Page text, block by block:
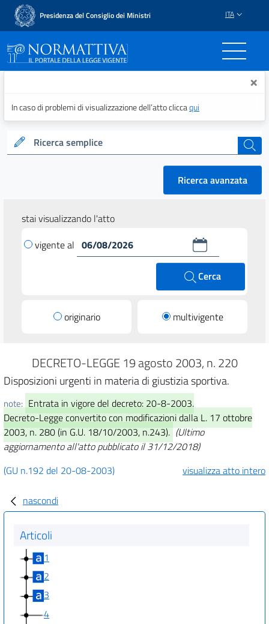
Presidenza del Consiglio dei Ministri ITA
Normattiva - Il portale ×
In caso di problemi di visualizzazione dell’atto cliccaqui
Ricerca semplice cerca
Ricerca avanzata
stai visualizzando l'atto
vigente al
Cerca
originario multivigente
DECRETO-LEGGE 19 agosto 2003, n. 220
Disposizioni urgenti in materia di giustizia sportiva.
note: Entrata in vigore del decreto: 20-8-2003.
Decreto-Legge convertito con modificazioni dalla L. 17 ottobre
2003, n. 280 (in G.U. 18/10/2003, n.243). (Ultimo
aggiornamento all'atto pubblicato il 31/12/2018)
(GU n.192 del 20-08-2003)
visualizza atto intero
nascondi
Articoli
1
2
3
4